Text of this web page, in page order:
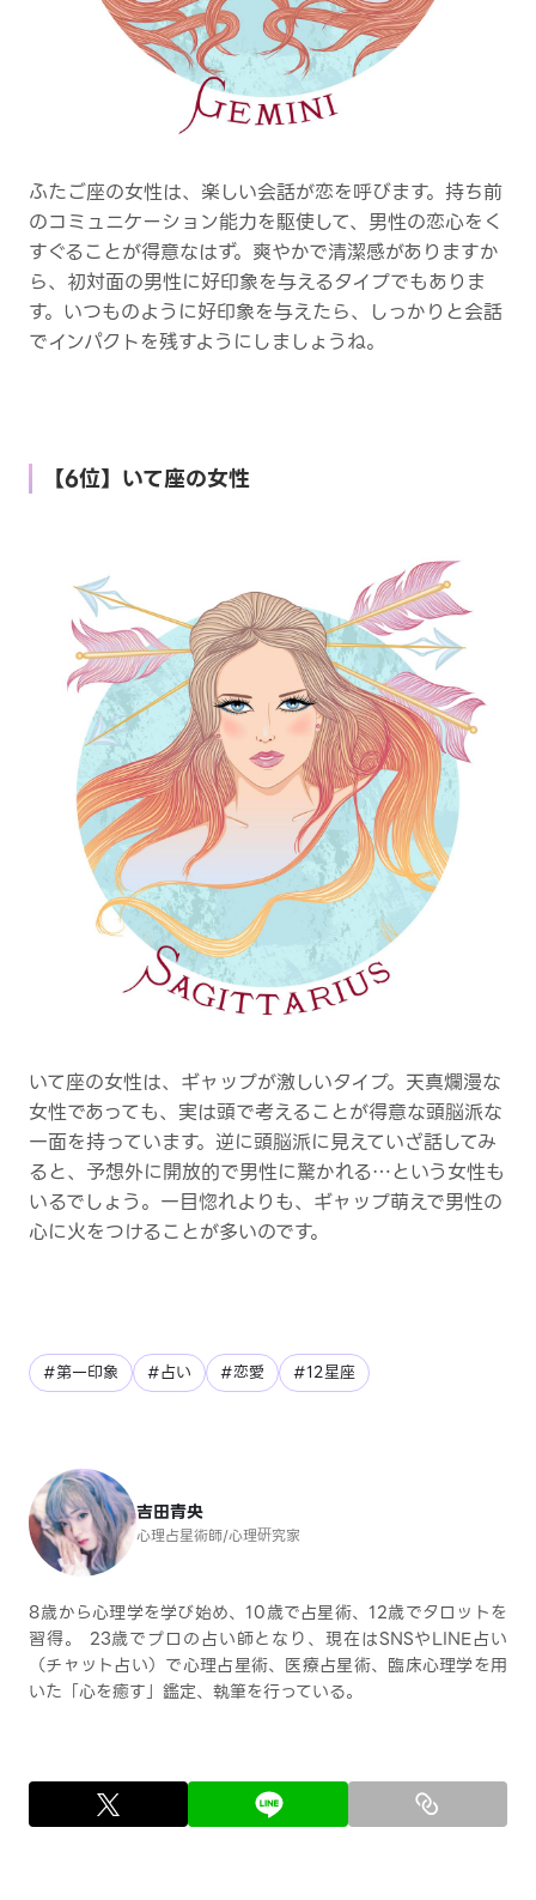
ふたご座の女性は、楽しい会話が恋を呼びます。持ち前
のコミュニケーション能力を駆使して、男性の恋心をく
すぐることが得意なはず。爽やかで清潔感がありますか
ら、初対面の男性に好印象を与えるタイプでもありま
す。いつものように好印象を与えたら、しっかりと会話
でインパクトを残すようにしましょうね。
【6位】いて座の女性
いて座の女性は、ギャップが激しいタイプ。天真爛漫な
女性であっても、実は頭で考えることが得意な頭脳派な
一面を持っています。逆に頭脳派に見えていざ話してみ
ると、予想外に開放的で男性に驚かれる…という女性も
いるでしょう。一目惚れよりも、ギャップ萌えで男性の
心に火をつけることが多いのです。
#第一印象 #占い #恋愛 #12星座
吉田青央
心理占星術師/心理硏究家
8歳から心理学を学び始め、10歳で占星術、12歳でタロットを
習得。 23歳でプロの占い師となり、現在はSNSやLINE占い
（チャット占い）で心理占星術、医療占星術、臨床心理学を用
いた「心を癒す」鑑定、執筆を行っている。